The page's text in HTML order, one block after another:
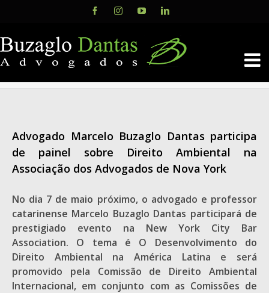
content
FacebookInstagramYouTubeLinkedIn
Advogado Marcelo Buzaglo Dantas participa
de painel sobre Direito Ambiental na
Associação dos Advogados de Nova York
No dia 7 de maio próximo, o advogado e professor
catarinense Marcelo Buzaglo Dantas participará de
prestigiado evento na New York City Bar
Association. O tema é O Desenvolvimento do
Direito Ambiental na América Latina e será
promovido pela Comissão de Direito Ambiental
Internacional, em conjunto com as Comissões de